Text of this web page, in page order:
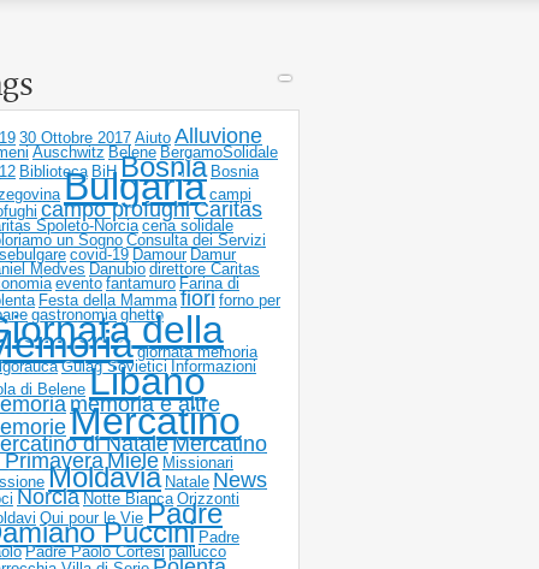
30 Ottobre 2017 Aiuto Alluvione
Auschwitz Belene BergamoSolidale
Biblioteca BiH Bosnia Bosnia
Bulgaria campi
campo profughiCaritas
Spoleto-Norcia cena solidale
un Sogno Consulta dei Servizi
covid-19 Damour Damur
Medves Danubio direttore Caritas
evento fantamuro Farina di
Festa della Mamma fiori forno per
gastronomia ghettodella
giornata memoria
Gulag Sovietici Informazioni
di Belene Libano
memoria e altre
Mercatino
di NataleMercatino
PrimaveraMiele Missionari
Moldavia Natale News
Norcia Notte Bianca Orizzonti
Oui pour le Vie Padre
Puccini Padre
Padre Paolo Cortesi pallucco